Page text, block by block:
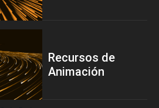
Recursos de
Animación